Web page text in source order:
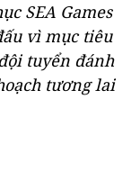
SEA Games
vì mục tiêu
tuyển đánh
tương lai